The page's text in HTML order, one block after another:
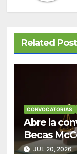
Related Post
CONVOCATORIAS
Abre la
Becas
Escudero
JUL 20, 2026